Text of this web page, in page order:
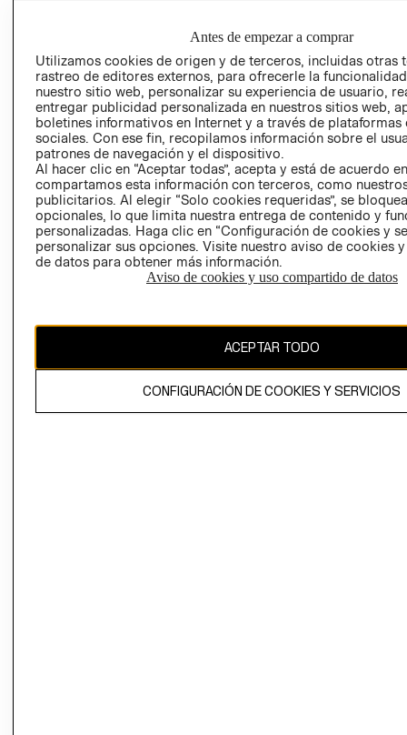
EMPRESARIAL
CONDICIONES
AVISO DE
PRIVACIDAD
GIFT CARD
AVISO DE
El contenido de esta página web está protegido por copyright y es
propiedad de H&M Hennes & Mauritz AB.
Antes de empezar a comprar
Utilizamos cookies de origen y de terceros, incluidas otras
rastreo de editores externos, para ofrecerle la
nuestro sitio web, personalizar su experiencia de usuario,
entregar publicidad personalizada en nuestros sitios web,
boletines informativos en Internet y a través de plataformas
sociales. Con ese fin, recopilamos información sobre el
patrones de navegación y el dispositivo.
Al hacer clic en “Aceptar todas”, acepta y está de acuerdo
compartamos esta información con terceros, como
publicitarios. Al elegir “Solo cookies requeridas”, se
opcionales, lo que limita nuestra entrega de contenido y
personalizadas. Haga clic en “Configuración de cookies y
personalizar sus opciones. Visite nuestro aviso de cookies
de datos para obtener más información.
Aviso de cookies y uso compartido de datos
ACEPTAR TODO
CONFIGURACIÓN DE COOKIES Y SERVICIOS